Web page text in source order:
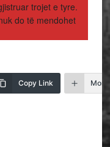
trojet e tyre.
do të mendohet
Copy Link More